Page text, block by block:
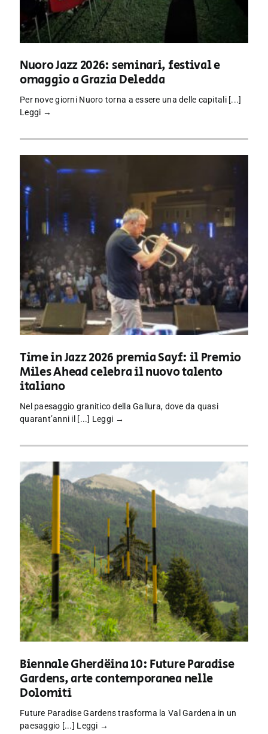
Nuoro Jazz 2026: seminari, festival e
omaggio a Grazia Deledda
Per nove giorni Nuoro torna a essere una delle capitali [...]
Leggi →
Time in Jazz 2026 premia Sayf: il Premio
Miles Ahead celebra il nuovo talento
italiano
Nel paesaggio granitico della Gallura, dove da quasi
quarant’anni il [...] Leggi →
Biennale Gherdëina 10: Future Paradise
Gardens, arte contemporanea nelle
Dolomiti
Future Paradise Gardens trasforma la Val Gardena in un
paesaggio [...] Leggi →